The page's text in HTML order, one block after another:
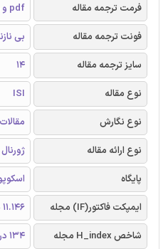
فرمت ترجمه مقاله
pdf و ورد تایپ شده با قابلیت ویرایش
فونت ترجمه مقاله
بی
سایز ترجمه مقاله
14
نوع مقاله
ISI
نوع نگارش
نوع ارائه مقاله
ژورنال
پایگاه
ایمپکت فاکتور(IF) مجله
11.146 در سال 2021
شاخص H_index مجله
134 در سال 2022